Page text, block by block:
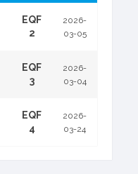
EQF
2
2026-
03-05
EQF
3
2026-
03-04
EQF
4
2026-
03-24